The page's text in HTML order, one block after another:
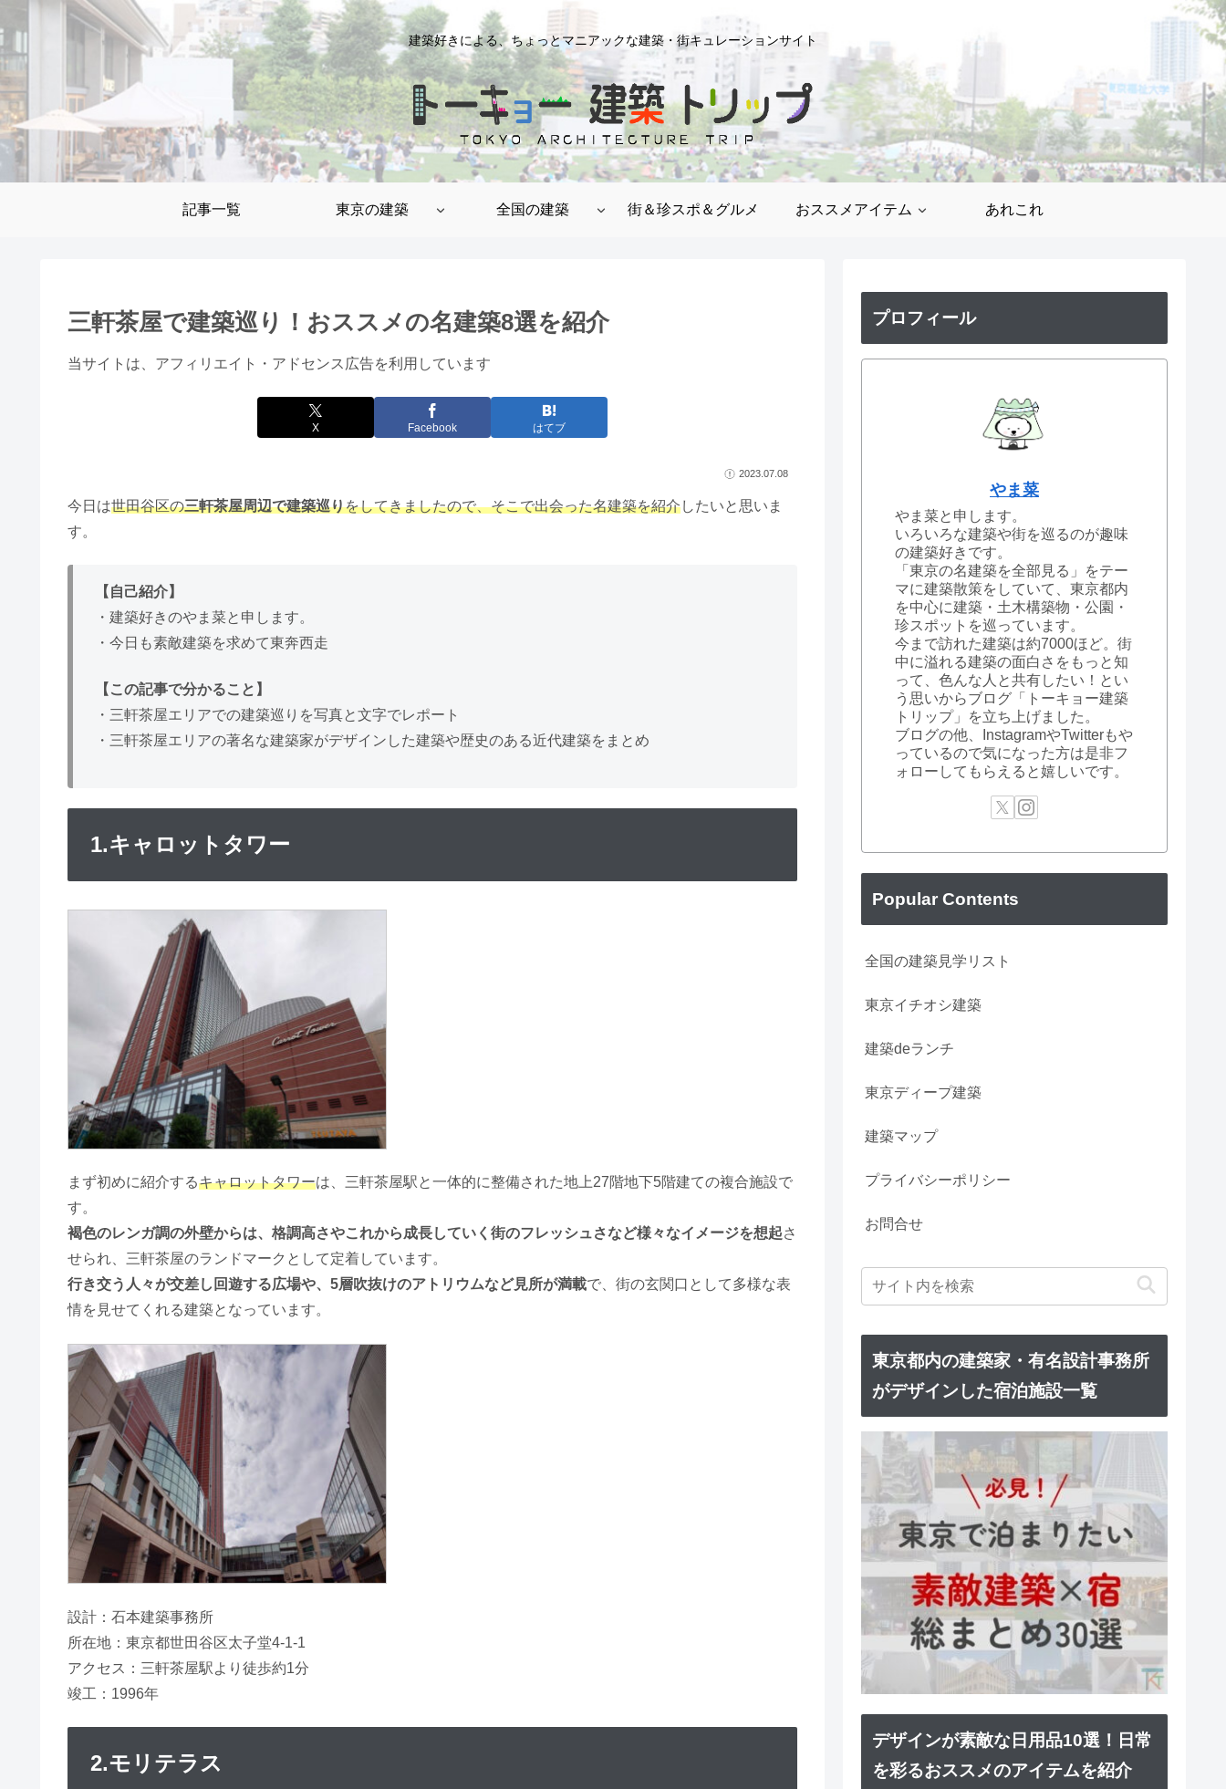
建築好きによる、ちょっとマニアックな建築・街キュレーションサイト
記事一覧 東京の建築 全国の建築 街＆珍スポ＆グルメ おススメアイテム あれこれ
三軒茶屋で建築巡り！おススメの名建築8選を紹介
当サイトは、アフィリエイト・アドセンス広告を利用しています
X Facebook はてブ
2023.07.08
今日は世田谷区の三軒茶屋周辺で建築巡りをしてきましたので、そこで出会った名建築を紹介したいと思いま
す。
【自己紹介】
・建築好きのやま菜と申します。
・今日も素敵建築を求めて東奔西走
【この記事で分かること】
・三軒茶屋エリアでの建築巡りを写真と文字でレポート
・三軒茶屋エリアの著名な建築家がデザインした建築や歴史のある近代建築をまとめ
1.キャロットタワー
まず初めに紹介するキャロットタワーは、三軒茶屋駅と一体的に整備された地上27階地下5階建ての複合施設で
す。
褐色のレンガ調の外壁からは、格調高さやこれから成長していく街のフレッシュさなど様々なイメージを想起さ
せられ、三軒茶屋のランドマークとして定着しています。
行き交う人々が交差し回遊する広場や、5層吹抜けのアトリウムなど見所が満載で、街の玄関口として多様な表
情を見せてくれる建築となっています。
設計：石本建築事務所
所在地：東京都世田谷区太子堂4-1-1
アクセス：三軒茶屋駅より徒歩約1分
竣工：1996年
2.モリテラス
プロフィール
やま菜
やま菜と申します。
いろいろな建築や街を巡るのが趣味
の建築好きです。
「東京の名建築を全部見る」をテー
マに建築散策をしていて、東京都内
を中心に建築・土木構築物・公園・
珍スポットを巡っています。
今まで訪れた建築は約7000ほど。街
中に溢れる建築の面白さをもっと知
って、色んな人と共有したい！とい
う思いからブログ「トーキョー建築
トリップ」を立ち上げました。
ブログの他、InstagramやTwitterもや
っているので気になった方は是非フ
ォローしてもらえると嬉しいです。
Popular Contents
全国の建築見学リスト
東京イチオシ建築
建築deランチ
東京ディープ建築
建築マップ
プライバシーポリシー
お問合せ
東京都内の建築家・有名設計事務所
がデザインした宿泊施設一覧
デザインが素敵な日用品10選！日常
を彩るおススメのアイテムを紹介